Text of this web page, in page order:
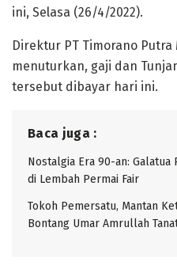
ini, Selasa (26/4/2022).
Direktur PT Timorano
menuturkan, gaji dan
tersebut dibayar hari ini.
Baca juga :
Nostalgia Era 90-an: Galatua
di Lembah Permai Fair
Tokoh Pemersatu, Mantan
Bontang Umar Amrullah